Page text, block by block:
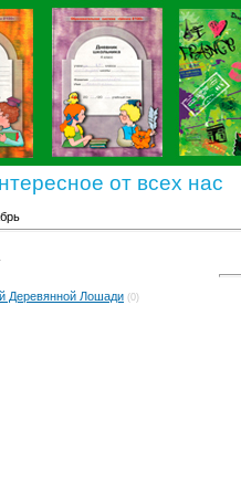
от всех нас
Деревянной Лошади (0)